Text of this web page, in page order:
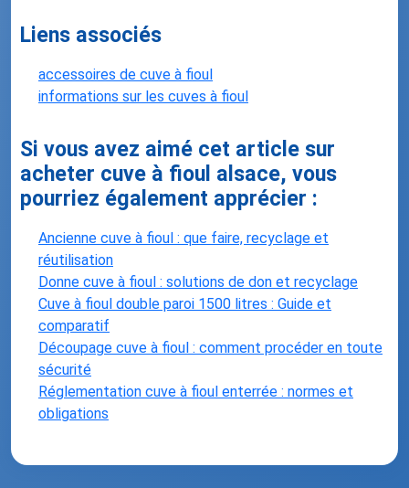
Liens associés
accessoires de cuve à fioul
informations sur les cuves à fioul
Si vous avez aimé cet article sur
acheter cuve à fioul alsace, vous
pourriez également apprécier :
Ancienne cuve à fioul : que faire, recyclage et
réutilisation
Donne cuve à fioul : solutions de don et recyclage
Cuve à fioul double paroi 1500 litres : Guide et
comparatif
Découpage cuve à fioul : comment procéder en toute
sécurité
Réglementation cuve à fioul enterrée : normes et
obligations